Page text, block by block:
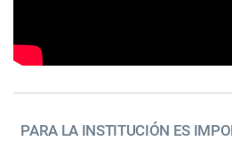
PARA LA INSTITUCIÓN ES